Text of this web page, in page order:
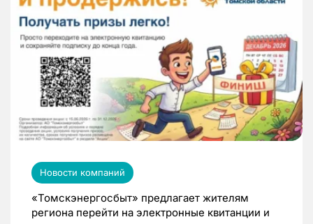
Новости компаний
«Томскэнергосбыт» предлагает жителям
региона перейти на электронные квитанции и